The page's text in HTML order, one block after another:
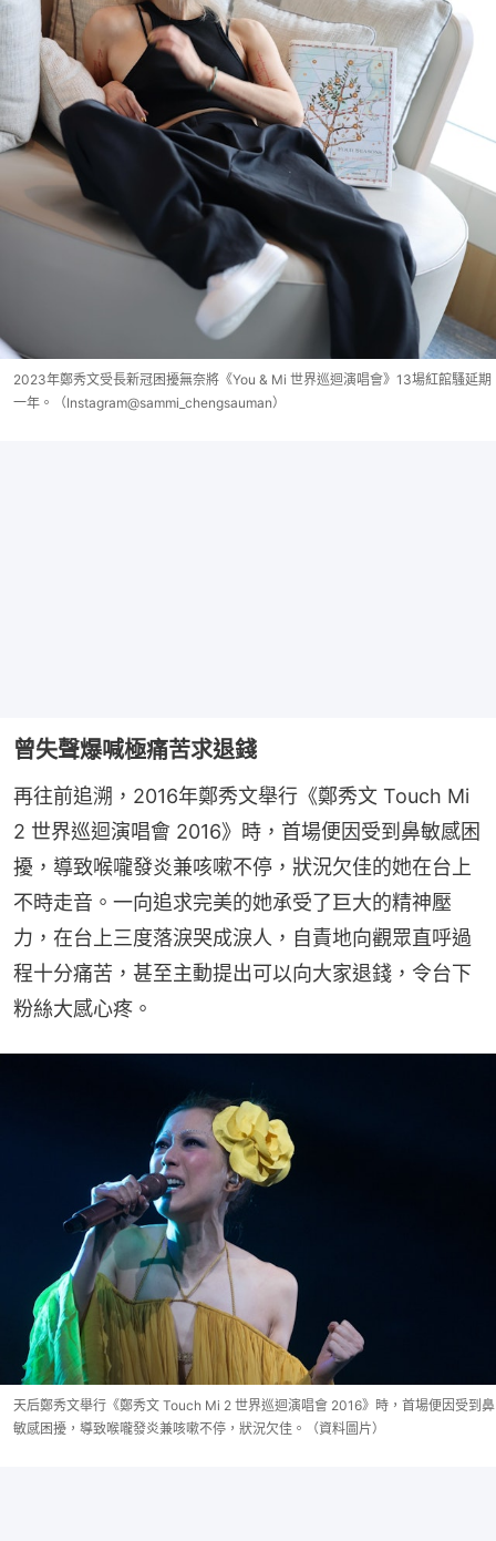
2023年鄭秀文受長新冠困擾無奈將《You & Mi 世界巡迴演唱會》13場紅館騷延期
一年。（Instagram@sammi_chengsauman）
曾失聲爆喊極痛苦求退錢
再往前追溯，2016年鄭秀文舉行《鄭秀文 Touch Mi
2 世界巡迴演唱會 2016》時，首場便因受到鼻敏感困
擾，導致喉嚨發炎兼咳嗽不停，狀況欠佳的她在台上
不時走音。一向追求完美的她承受了巨大的精神壓
力，在台上三度落淚哭成淚人，自責地向觀眾直呼過
程十分痛苦，甚至主動提出可以向大家退錢，令台下
粉絲大感心疼。
天后鄭秀文舉行《鄭秀文 Touch Mi 2 世界巡迴演唱會 2016》時，首場便因受到鼻
敏感困擾，導致喉嚨發炎兼咳嗽不停，狀況欠佳。（資料圖片）